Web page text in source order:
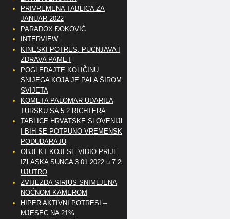
PRIVREMENA TABLICA ZA
JANUAR 2022
PARADOX ĐOKOVIĆ
INTERVIEW
KINESKI POTRES, PUCNJAVA I
ZDRAVA PAMET
POGLEDAJTE KOLIČINU
SNIJEGA KOJA JE PALA ŠIROM
SVIJETA
KOMETA PALOMAR UDARILA
TURSKU SA 5.2 RICHTERA
TABLICE HRVATSKE SLOVENIJE
I BIH SE POTPUNO VREMENSKI
PODUDARAJU
OBJEKT KOJI SE VIDIO PRIJE
IZLASKA SUNCA 3.01.2022 u 7:25
UJUTRO
ZVIJEZDA SIRIUS SNIMLJENA
NOĆNOM KAMEROM
HIPER AKTIVNI POTRESI –
MJESEC NA 21%